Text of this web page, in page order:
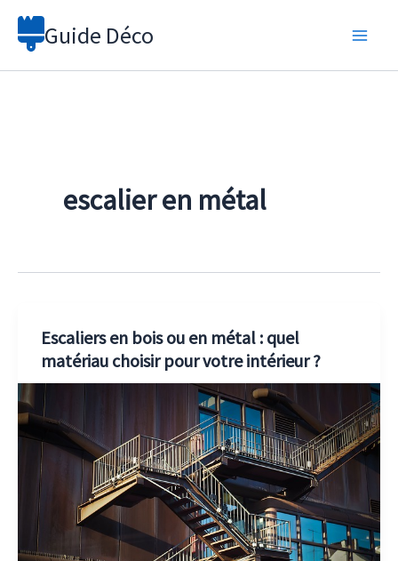
Aller
Guide Déco
escalier en métal
Escaliers en bois ou en métal : quel
matériau choisir pour votre intérieur ?